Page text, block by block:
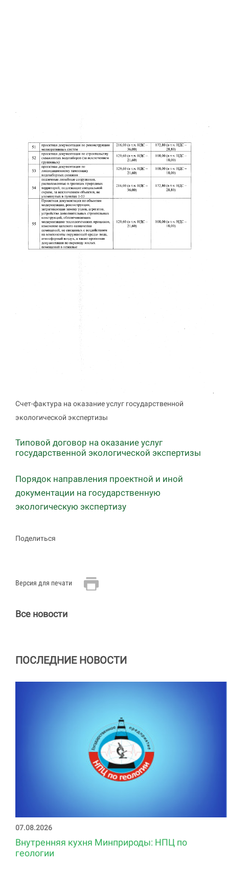
Счет-фактура на оказание услуг государственной
экологической экспертизы
Типовой договор на оказание услуг
государственной экологической экспертизы
Порядок направления проектной и иной
документации на государственную
экологическую экспертизу
Поделиться
Версия для печати
Все новости
ПОСЛЕДНИЕ НОВОСТИ
07.08.2026
Внутренняя кухня Минприроды: НПЦ по
геологии